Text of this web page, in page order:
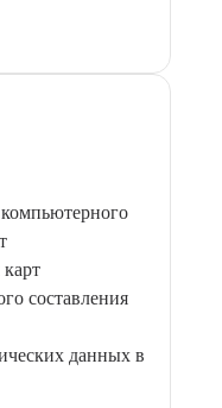
составления
данных в